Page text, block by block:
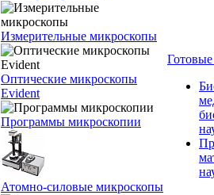
Измерительные микроскопы
Оптические микроскопы
Evident
Программы микроскопии
Атомно-силовые микроскопы